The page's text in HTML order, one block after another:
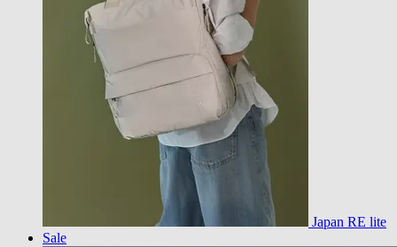
Japan RE lite
Sale